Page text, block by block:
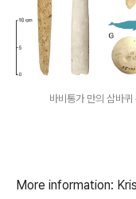
바비통가 만의 삼바
More information: